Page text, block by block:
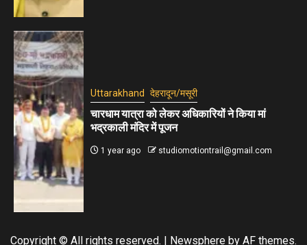
Uttarakhand देहरादून/मसूरी
चारधाम यात्रा को लेकर अधिकारियों ने किया मां
भद्रकाली मंदिर में पूजन
1 year ago studiomotiontrail@gmail.com
Copyright © All rights reserved. | Newsphere by AF themes.